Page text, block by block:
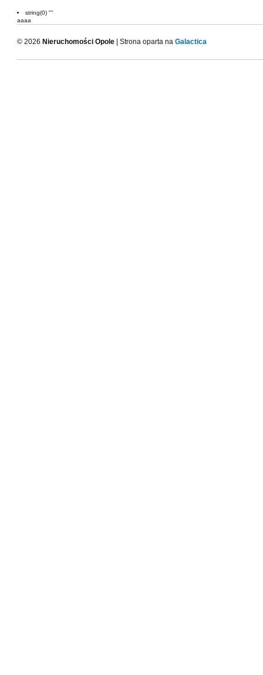
string(0) ""
aaaa
© 2026 Nieruchomości Opole | Strona oparta na Galactica